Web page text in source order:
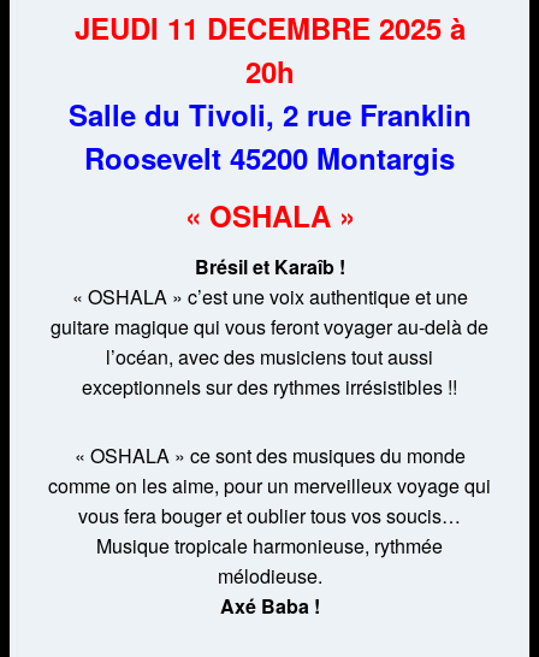
JEUDI 11 DECEMBRE 2025 à
20h
Salle du Tivoli, 2 rue Franklin
Roosevelt 45200 Montargis
« OSHALA »
Brésil et Karaîb !
« OSHALA » c’est une voix authentique et une
guitare magique qui vous feront voyager au-delà de
l’océan, avec des musiciens tout aussi
exceptionnels sur des rythmes irrésistibles !!
« OSHALA » ce sont des musiques du monde
comme on les aime, pour un merveilleux voyage qui
vous fera bouger et oublier tous vos soucis…
Musique tropicale harmonieuse, rythmée
mélodieuse.
Axé Baba !